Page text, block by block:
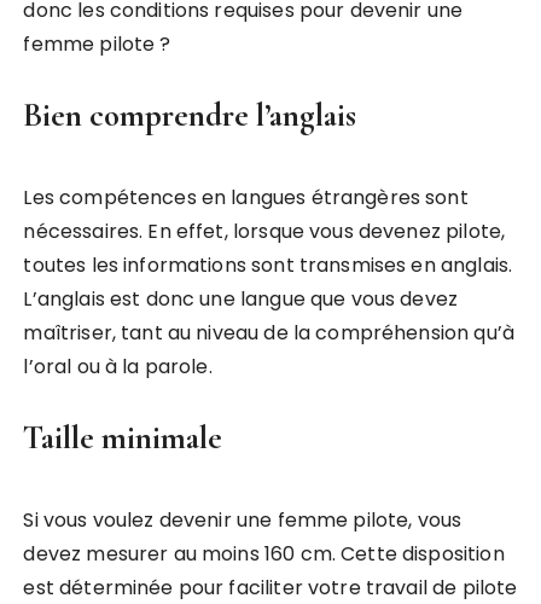
donc les conditions requises pour devenir une
femme pilote ?
Bien comprendre l’anglais
Les compétences en langues étrangères sont
nécessaires. En effet, lorsque vous devenez pilote,
toutes les informations sont transmises en anglais.
L’anglais est donc une langue que vous devez
maîtriser, tant au niveau de la compréhension qu’à
l’oral ou à la parole.
Taille minimale
Si vous voulez devenir une femme pilote, vous
devez mesurer au moins 160 cm. Cette disposition
est déterminée pour faciliter votre travail de pilote